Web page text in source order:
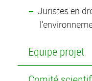
Juristes en
Equipe projet